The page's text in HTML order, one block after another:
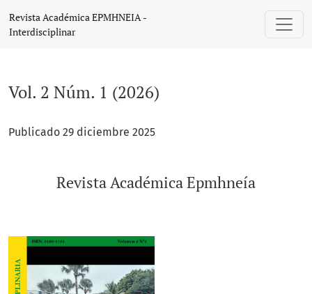
Revista Académica EPMHNEIA -
Interdisciplinar
Vol. 2 Núm. 1 (2026)
Publicado 29 diciembre 2025
Revista Académica Epmhneía